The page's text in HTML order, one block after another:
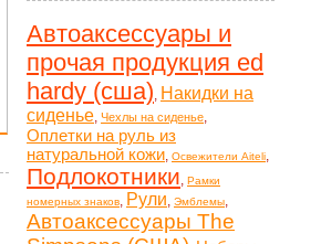
Автоаксессуары и
прочая продукция ed
hardy (сша), Накидки на
сиденье, Чехлы на сиденье,
Оплетки на руль из
натуральной кожи, Освежители Aiteli,
Подлокотники, Рамки
номерных знаков, Рули, Эмблемы,
Автоаксессуары The